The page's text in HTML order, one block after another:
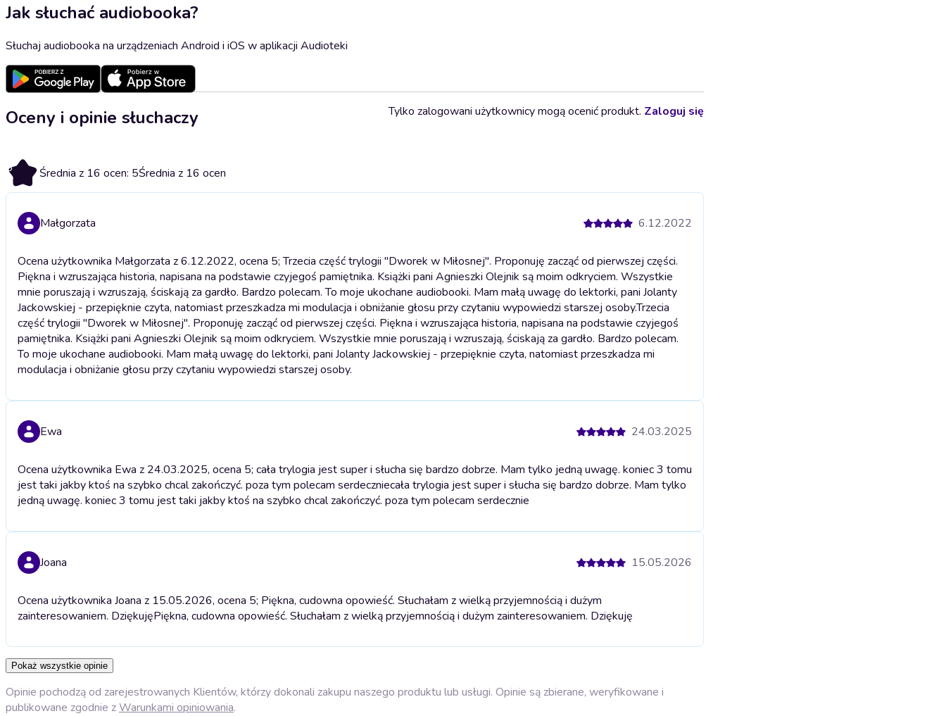
Jak słuchać audiobooka?
Słuchaj audiobooka na urządzeniach Android i iOS w aplikacji Audioteki
Oceny i opinie słuchaczy
5 Średnia z 16 ocen: 5Średnia z 16 ocen
Tylko zalogowani użytkownicy mogą ocenić produkt. Zaloguj się
Małgorzata 6.12.2022
Ocena użytkownika Małgorzata z 6.12.2022, ocena 5; Trzecia część trylogii "Dworek w Miłosnej". Proponuję zacząć od pierwszej części.
Piękna i wzruszająca historia, napisana na podstawie czyjegoś pamiętnika. Książki pani Agnieszki Olejnik są moim odkryciem. Wszystkie
mnie poruszają i wzruszają, ściskają za gardło. Bardzo polecam. To moje ukochane audiobooki. Mam małą uwagę do lektorki, pani Jolanty
Jackowskiej - przepięknie czyta, natomiast przeszkadza mi modulacja i obniżanie głosu przy czytaniu wypowiedzi starszej osoby.Trzecia
część trylogii "Dworek w Miłosnej". Proponuję zacząć od pierwszej części. Piękna i wzruszająca historia, napisana na podstawie czyjegoś
pamiętnika. Książki pani Agnieszki Olejnik są moim odkryciem. Wszystkie mnie poruszają i wzruszają, ściskają za gardło. Bardzo polecam.
To moje ukochane audiobooki. Mam małą uwagę do lektorki, pani Jolanty Jackowskiej - przepięknie czyta, natomiast przeszkadza mi
modulacja i obniżanie głosu przy czytaniu wypowiedzi starszej osoby.
Ewa 24.03.2025
Ocena użytkownika Ewa z 24.03.2025, ocena 5; cała trylogia jest super i słucha się bardzo dobrze. Mam tylko jedną uwagę. koniec 3 tomu
jest taki jakby ktoś na szybko chcal zakończyć. poza tym polecam serdeczniecała trylogia jest super i słucha się bardzo dobrze. Mam tylko
jedną uwagę. koniec 3 tomu jest taki jakby ktoś na szybko chcal zakończyć. poza tym polecam serdecznie
Joana 15.05.2026
Ocena użytkownika Joana z 15.05.2026, ocena 5; Piękna, cudowna opowieść. Słuchałam z wielką przyjemnością i dużym
zainteresowaniem. DziękujęPiękna, cudowna opowieść. Słuchałam z wielką przyjemnością i dużym zainteresowaniem. Dziękuję
Pokaż wszystkie opinie
Opinie pochodzą od zarejestrowanych Klientów, którzy dokonali zakupu naszego produktu lub usługi. Opinie są zbierane, weryfikowane i
publikowane zgodnie zWarunkami opiniowania.